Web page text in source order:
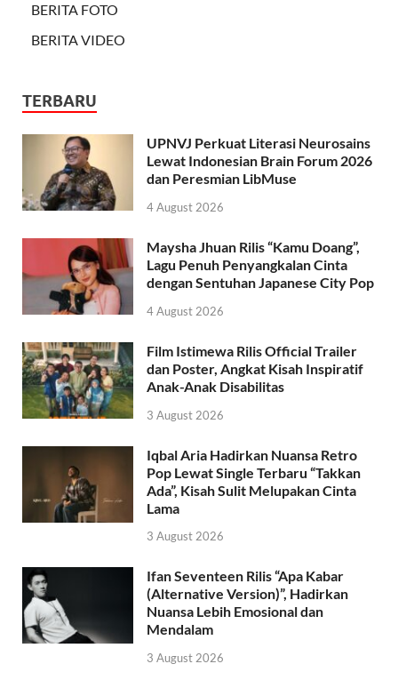
BERITA FOTO
BERITA VIDEO
TERBARU
UPNVJ Perkuat Literasi Neurosains
Lewat Indonesian Brain Forum 2026
dan Peresmian LibMuse
4 August 2026
Maysha Jhuan Rilis “Kamu Doang”,
Lagu Penuh Penyangkalan Cinta
dengan Sentuhan Japanese City Pop
4 August 2026
Film Istimewa Rilis Official Trailer
dan Poster, Angkat Kisah Inspiratif
Anak-Anak Disabilitas
3 August 2026
Iqbal Aria Hadirkan Nuansa Retro
Pop Lewat Single Terbaru “Takkan
Ada”, Kisah Sulit Melupakan Cinta
Lama
3 August 2026
Ifan Seventeen Rilis “Apa Kabar
(Alternative Version)”, Hadirkan
Nuansa Lebih Emosional dan
Mendalam
3 August 2026